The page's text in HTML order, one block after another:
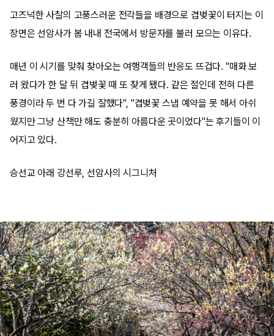
고즈넉한 사찰의 고풍스러운 전각들을 배경으로 겹벚꽃이 터지는 이
장면은 선암사가 봄 내내 전국에서 방문자를 불러 모으는 이유다.
매년 이 시기를 맞춰 찾아오는 여행객들의 반응도 뜨겁다. "매화 보
러 왔다가 한 달 뒤 겹벚꽃 때 또 찾게 됐다. 같은 절인데 전혀 다른
풍경이라 두 번 다 가길 잘했다", "겹벚꽃 스냅 예약을 못 해서 아쉬
웠지만 그냥 산책만 해도 충분히 아름다운 곳이었다"는 후기들이 이
어지고 있다.
승선교 아래 강선루, 선암사의 시그니처